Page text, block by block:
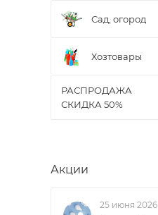
Сад, огород
Хозтовары
РАСПРОДАЖА
СКИДКА 50%
Акции
25 июня 2026